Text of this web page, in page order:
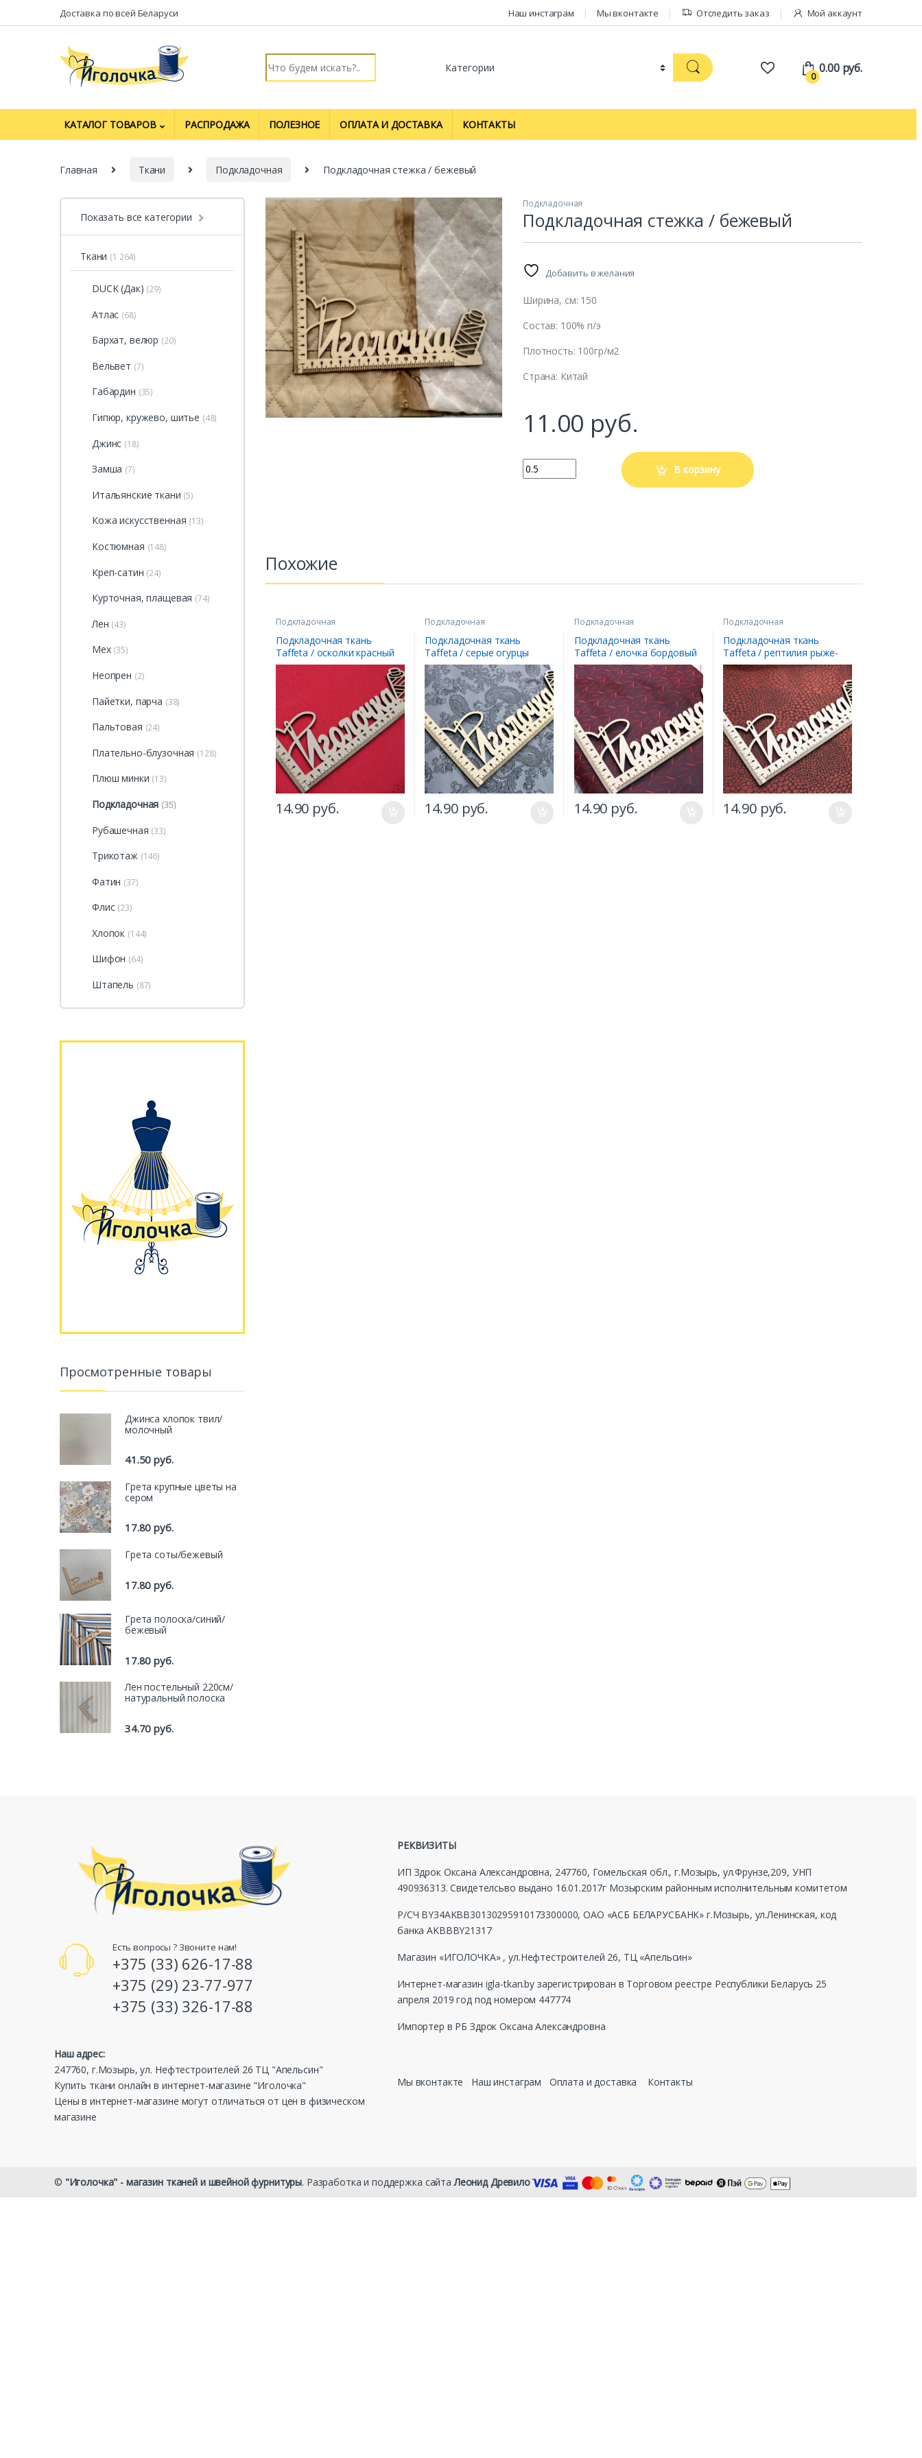
Перейти к навигации
перейти к содержаниюДоставка по всей Беларуси Наш инстаграм Мы вконтакте Отследить заказ Мой аккаунт
Искать:
0
0.00 руб.
КАТАЛОГ ТОВАРОВ РАСПРОДАЖА ПОЛЕЗНОЕ ОПЛАТА И ДОСТАВКА КОНТАКТЫ
Главная Ткани Подкладочная Подкладочная стежка / бежевый
Подкладочная
Подкладочная стежка / бежевый
Добавить в желания
Ширина, см: 150
Состав: 100% п/э
Плотность: 100гр/м2
Страна: Китай
11.00 руб.
Количество В корзину
Похожие
Подкладочная
Подкладочная ткань
Taffeta / осколки красный
14.90 руб.
Подкладочная
Подкладочная ткань
Taffeta / серые огурцы
14.90 руб.
Подкладочная
Подкладочная ткань
Taffeta / елочка бордовый
14.90 руб.
Подкладочная
Подкладочная ткань
Taffeta / рептилия рыже-
черный
14.90 руб.
Показать все категории
Ткани (1 264)
DUCK (Дак) (29)
Атлас (68)
Бархат, велюр (20)
Вельвет (7)
Габардин (35)
Гипюр, кружево, шитье (48)
Джинс (18)
Замша (7)
Итальянские ткани (5)
Кожа искусственная (13)
Костюмная (148)
Креп-сатин (24)
Курточная, плащевая (74)
Лен (43)
Мех (35)
Неопрен (2)
Пайетки, парча (38)
Пальтовая (24)
Плательно-блузочная (128)
Плюш минки (13)
Подкладочная (35)
Рубашечная (33)
Трикотаж (146)
Фатин (37)
Флис (23)
Хлопок (144)
Шифон (64)
Штапель (87)
Просмотренные товары
Джинса хлопок твил/
молочный
41.50руб.
Грета крупные цветы на
сером
17.80руб.
Грета соты/бежевый
17.80руб.
Грета полоска/синий/
бежевый
17.80руб.
Лен постельный 220см/
натуральный полоска
34.70руб.
Есть вопросы ? Звоните нам!
+375 (33) 626-17-88
+375 (29) 23-77-977
+375 (33) 326-17-88
Наш адрес:
247760, г.Мозырь, ул. Нефтестроителей 26 ТЦ "Апельсин"
Купить ткани онлайн в интернет-магазине "Иголочка"
Цены в интернет-магазине могут отличаться от цен в физическом
магазине
РЕКВИЗИТЫ
ИП Здрок Оксана Александровна, 247760, Гомельская обл., г.Мозырь, ул.Фрунзе,209, УНП
490936313. Свидетелсьво выдано 16.01.2017г Мозырским районным исполнительным комитетом
Р/СЧ BY34AKBB30130295910173300000, ОАО «АСБ БЕЛАРУСБАНК» г.Мозырь, ул.Ленинская, код
банка AKBBBY21317
Магазин «ИГОЛОЧКА» , ул.Нефтестроителей 26, ТЦ «Апельсин»
Интернет-магазин igla-tkan.by зарегистрирован в Торговом реестре Республики Беларусь 25
апреля 2019 год под номером 447774
Импортер в РБ Здрок Оксана Александровна
Мы вконтакте Наш инстаграм Оплата и доставка Контакты
© "Иголочка" - магазин тканей и швейной фурнитуры. Разработка и поддержка сайтаЛеонид Древило